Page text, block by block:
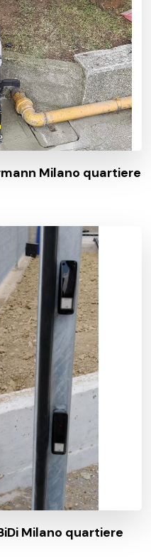
Milano quartiere
Milano quartiere